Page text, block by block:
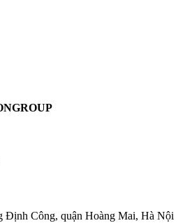
Công, quận Hoàng Mai, Hà Nội